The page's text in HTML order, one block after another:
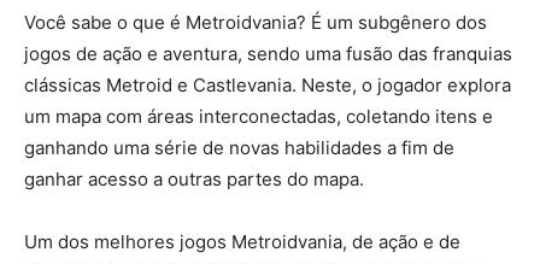
Você sabe o que é Metroidvania? É um subgênero dos
jogos de ação e aventura, sendo uma fusão das franquias
clássicas Metroid e Castlevania. Neste, o jogador explora
um mapa com áreas interconectadas, coletando itens e
ganhando uma série de novas habilidades a fim de
ganhar acesso a outras partes do mapa.
Um dos melhores jogos Metroidvania, de ação e de